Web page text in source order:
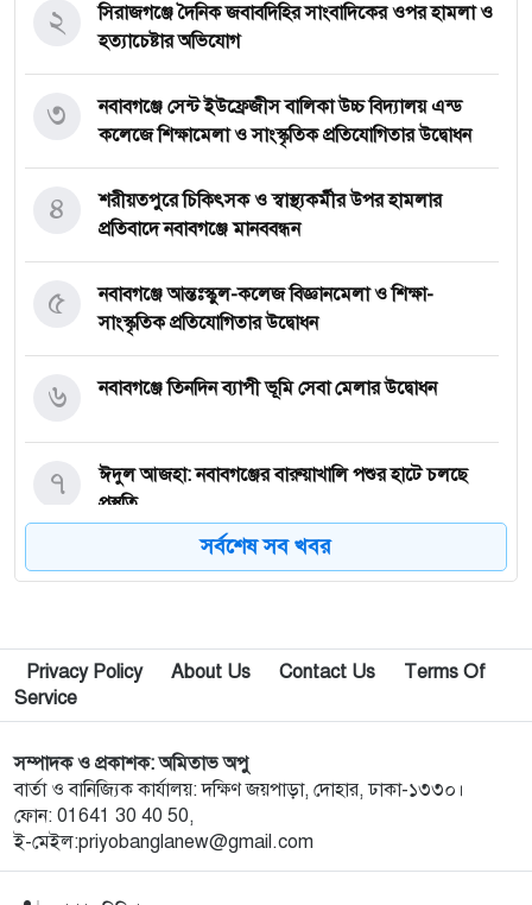
সিরাজগঞ্জে দৈনিক জবাবদিহির সাংবাদিকের ওপর হামলা ও
হত্যাচেষ্টার অভিযোগ
২
নবাবগঞ্জে সেন্ট ইউফ্রেজীস বালিকা উচ্চ বিদ্যালয় এন্ড
কলেজে শিক্ষামেলা ও সাংস্কৃতিক প্রতিযোগিতার উদ্বোধন
৩
শরীয়তপুরে চিকিৎসক ও স্বাস্থ্যকর্মীর উপর হামলার
প্রতিবাদে নবাবগঞ্জে মানববন্ধন
৪
নবাবগঞ্জে আন্তঃস্কুল-কলেজ বিজ্ঞানমেলা ও শিক্ষা-
সাংস্কৃতিক প্রতিযোগিতার উদ্বোধন
৫
নবাবগঞ্জে তিনদিন ব্যাপী ভূমি সেবা মেলার উদ্বোধন
৬
ঈদুল আজহা: নবাবগঞ্জের বারুয়াখালি পশুর হাটে চলছে
প্রস্তুতি
৭
নবাবগঞ্জে পরিস্কার পরিচ্ছন্নতা অভিযানে এমপি
৮
পপুলার লাইফ ইন্স্যুরেন্স পিএলসির নবাবগঞ্জ অঞ্চলে বার্ষিক
সম্মেলন ও চেক হস্তান্তর
৯
আবু সাঈদ হত্যা মামলা: বেরোবি’র সাবেক ভিসি হাসিবুর
রশীদকে কারাগারে প্রেরণ
১০
দোহারের চৈতাবাতরে মাদকবিরোধী সভা অনুষ্ঠিত
১১
সর্বশেষ সব খবর
Privacy Policy About Us Contact Us
Terms Of
Service
সম্পাদক ও প্রকাশক: অমিতাভ অপু
বার্তা ও বানিজ্যিক কার্যালয়: দক্ষিণ জয়পাড়া, দোহার, ঢাকা-১৩৩০।
ফোন: 01641 30 40 50,
ই-মেইল:priyobanglanew@gmail.com